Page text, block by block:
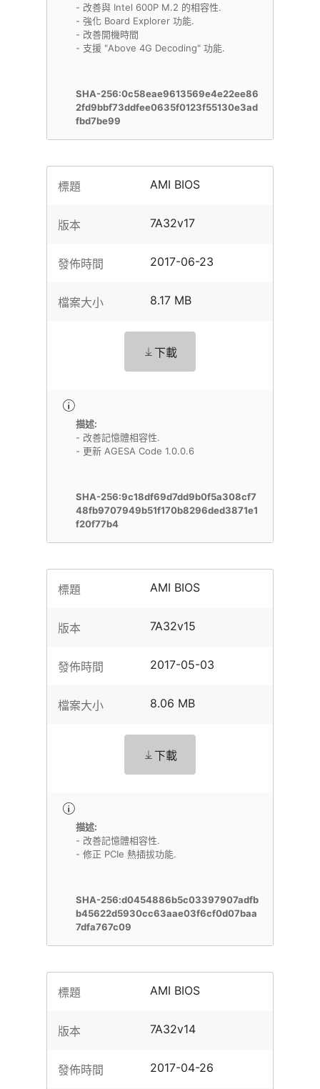
- 改善與 Intel 600P M.2 的相容性.
- 強化 Board Explorer 功能.
- 改善開機時間
- 支援 "Above 4G Decoding" 功能.
SHA-256:0c58eae9613569e4e22ee86
2fd9bbf73ddfee0635f0123f55130e3ad
fbd7be99
標題 AMI BIOS
版本 7A32v17
發佈時間 2017-06-23
檔案大小 8.17 MB
下載
描述:
- 改善記憶體相容性.
- 更新 AGESA Code 1.0.0.6
SHA-256:9c18df69d7dd9b0f5a308cf7
48fb9707949b51f170b8296ded3871e1
f20f77b4
標題 AMI BIOS
版本 7A32v15
發佈時間 2017-05-03
檔案大小 8.06 MB
下載
描述:
- 改善記憶體相容性.
- 修正 PCIe 熱插拔功能.
SHA-256:d0454886b5c03397907adfb
b45622d5930cc63aae03f6cf0d07baa
7dfa767c09
標題 AMI BIOS
版本 7A32v14
發佈時間 2017-04-26